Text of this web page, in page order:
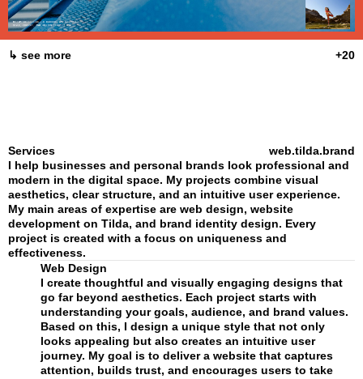
↳ see more +20
Services
web.tilda.brand
I help businesses and personal brands look professional and
modern in the digital space. My projects combine visual
aesthetics, clear structure, and an intuitive user experience.
My main areas of expertise are web design, website
development on Tilda, and brand identity design. Every
project is created with a focus on uniqueness and
effectiveness.
Web Design
I create thoughtful and visually engaging designs that
go far beyond aesthetics. Each project starts with
understanding your goals, audience, and brand values.
Based on this, I design a unique style that not only
looks appealing but also creates an intuitive user
journey. My goal is to deliver a website that captures
attention, builds trust, and encourages users to take